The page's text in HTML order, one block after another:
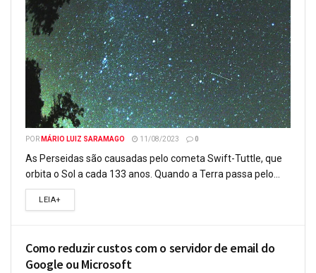
POR MÁRIO LUIZ SARAMAGO 11/08/2023 0
As Perseidas são causadas pelo cometa Swift-Tuttle, que
orbita o Sol a cada 133 anos. Quando a Terra passa pelo...
LEIA+
Como reduzir custos com o servidor de email do
Google ou Microsoft